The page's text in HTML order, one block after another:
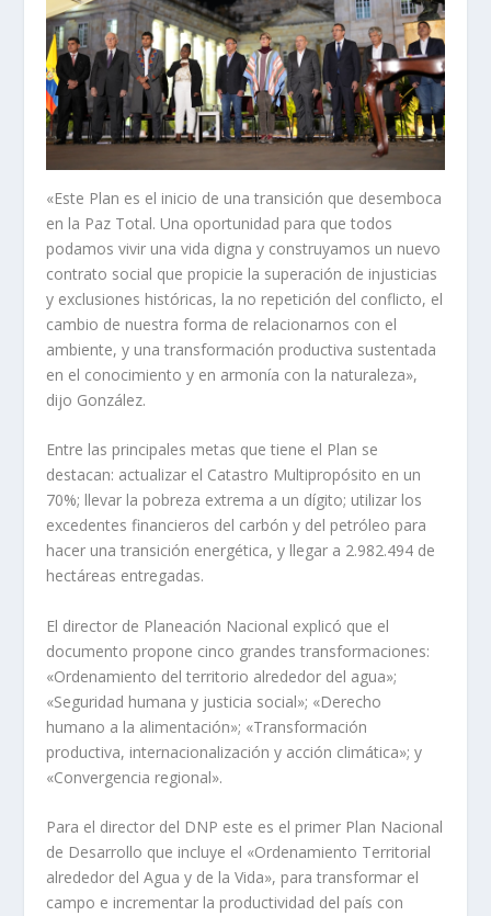
«Este Plan es el inicio de una transición que desemboca
en la Paz Total. Una oportunidad para que todos
podamos vivir una vida digna y construyamos un nuevo
contrato social que propicie la superación de injusticias
y exclusiones históricas, la no repetición del conflicto, el
cambio de nuestra forma de relacionarnos con el
ambiente, y una transformación productiva sustentada
en el conocimiento y en armonía con la naturaleza»,
dijo González.
Entre las principales metas que tiene el Plan se
destacan: actualizar el Catastro Multipropósito en un
70%; llevar la pobreza extrema a un dígito; utilizar los
excedentes financieros del carbón y del petróleo para
hacer una transición energética, y llegar a 2.982.494 de
hectáreas entregadas.
El director de Planeación Nacional explicó que el
documento propone cinco grandes transformaciones:
«Ordenamiento del territorio alrededor del agua»;
«Seguridad humana y justicia social»; «Derecho
humano a la alimentación»; «Transformación
productiva, internacionalización y acción climática»; y
«Convergencia regional».
Para el director del DNP este es el primer Plan Nacional
de Desarrollo que incluye el «Ordenamiento Territorial
alrededor del Agua y de la Vida», para transformar el
campo e incrementar la productividad del país con